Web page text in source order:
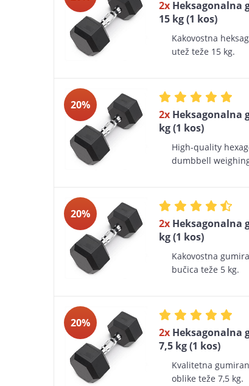
2x Heksagonalna
15 kg (1 kos)
Kakovostna
utež teže 15 kg.
20%
2x Heksagonalna
kg (1 kos)
High-quality
dumbbell
20%
2x Heksagonalna
kg (1 kos)
Kakovostna
bučica teže 5 kg.
20%
2x Heksagonalna
7,5 kg (1 kos)
Kvalitetna
oblike teže 7,5 kg.